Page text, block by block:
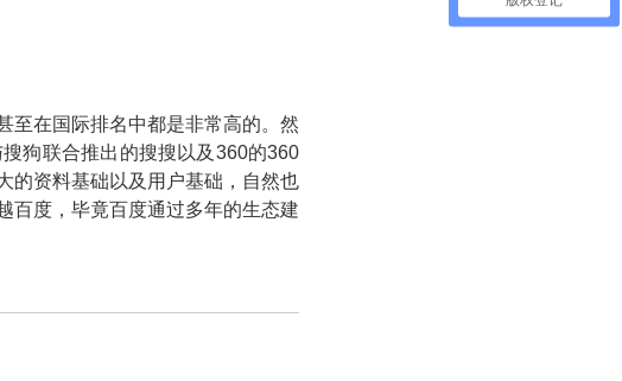
至在国际排名中都是非常高的。然
狗联合推出的搜搜以及360的360
的资料基础以及用户基础，自然也
百度，毕竟百度通过多年的生态建